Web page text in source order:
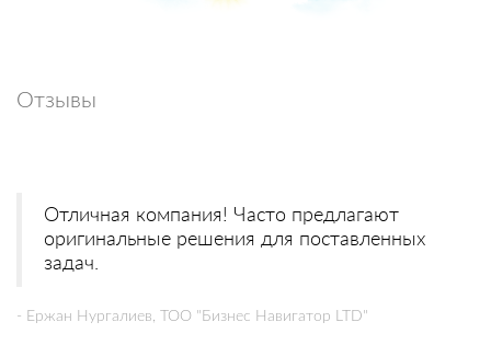
Отзывы
Отличная компания! Часто предлагают
оригинальные решения для поставленных
задач.
- Ержан Нургалиев, ТОО "Бизнес Навигатор LTD"